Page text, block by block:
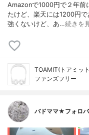
Amazonで1000円で２年前
たけど、楽天には1200円
強くないけど、あ…続きを
TOAMIT(トアミッ
ファンズフリー
バドママ★フォロ